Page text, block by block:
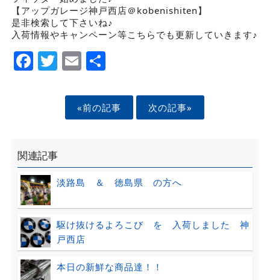
【アップガレージ神戸西店＠kobenishiten】
是非検索して下さいね♪
入荷情報やキャンペーン等こちらでも更新していきます♪
Facebook
Twitter
EmailShare
«前の記事 次の記事»
関連記事
淡路島 ＆ 徳島県 の方へ
駆け抜けるよろこび を 入荷しました 神
戸西店
本日の新鮮な商品達！！